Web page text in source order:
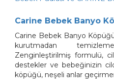
Carine Bebek Banyo
Carine Bebek Banyo
kurutmadan
Zenginleştirilmiş formulü,
destekler ve bebeğinizin
köpüğü, neşeli anlar